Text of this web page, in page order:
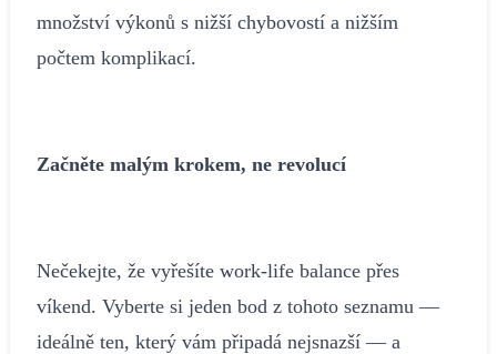
množství výkonů s nižší chybovostí a nižším
počtem komplikací.
Začněte malým krokem, ne revolucí
Nečekejte, že vyřešíte work-life balance přes
víkend. Vyberte si jeden bod z tohoto seznamu —
ideálně ten, který vám připadá nejsnazší — a